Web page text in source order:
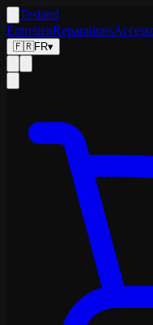
Tesland
EntretienReparations
🇫🇷FR▾